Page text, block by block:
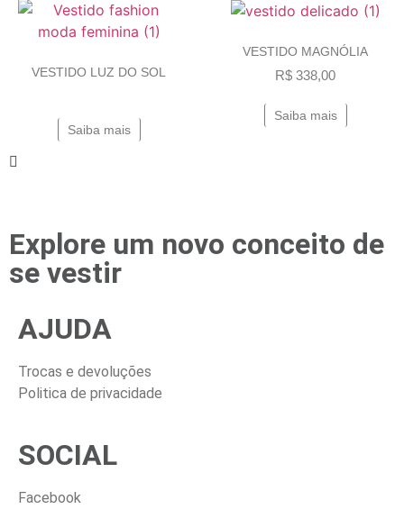
VESTIDO LUZ DO SOL
Saiba mais
VESTIDO MAGNÓLIA
R$ 338,00
Saiba mais
Explore um novo conceito de
se vestir
AJUDA
Trocas e devoluções
Politica de privacidade
SOCIAL
Facebook